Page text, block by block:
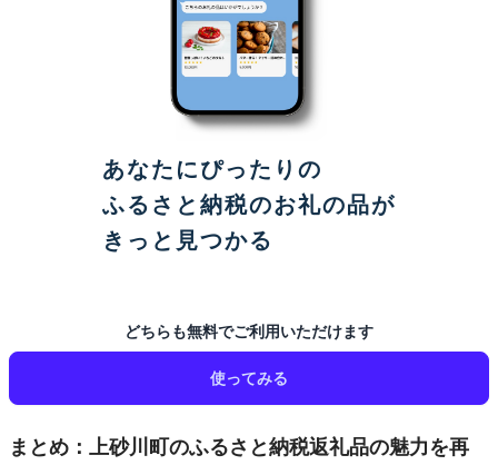
あなたにぴったりの
ふるさと納税のお礼の品が
きっと見つかる
どちらも無料でご利用いただけます
使ってみる
まとめ：上砂川町のふるさと納税返礼品の魅力を再